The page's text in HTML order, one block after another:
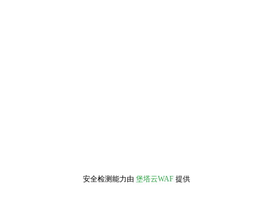
安全检测能力由 堡塔云WAF 提供